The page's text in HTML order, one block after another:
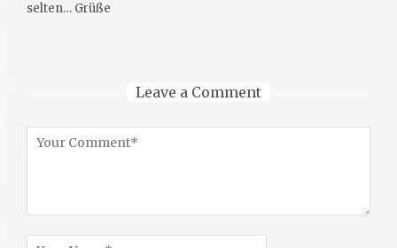
selten… Grüße
Leave a Comment